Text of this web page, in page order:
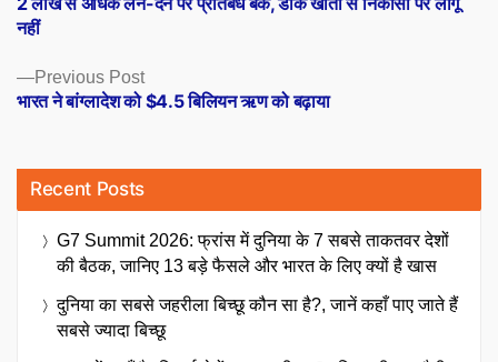
navigation
Previous PostPrevious
post:
भारत ने बांग्लादेश को $4.5 बिलियन ऋण को बढ़ाया
नहीं
Recent Posts
G7 Summit 2026: फ्रांस में दुनिया के 7 सबसे ताकतवर देशों
की बैठक, जानिए 13 बड़े फैसले और भारत के लिए क्यों है खास
दुनिया का सबसे जहरीला बिच्छू कौन सा है?, जानें कहाँ पाए जाते हैं
सबसे ज्यादा बिच्छू